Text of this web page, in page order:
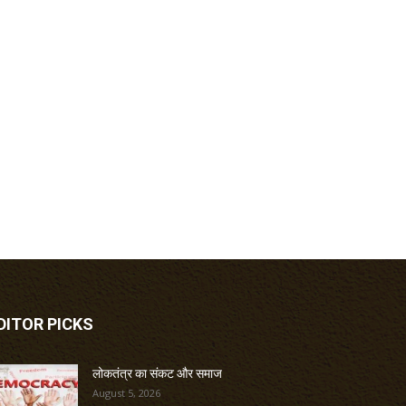
PICKS
लोकतंत्र का संकट और समाज
August 5, 2026